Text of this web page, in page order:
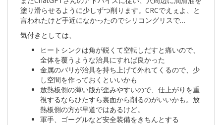
塗り滑らせるように少しずつ削ります。CRCでえぇよ、と
言われたけど手近になかったのでシリコングリスで…
気付きとしては、
ヒートシンクは角が鋭くて空転しだすと痛いので、
全体を覆うような治具にすれば良かった
金属のバリが治具を持ち上げて外れてくるので、少
し空間を作っておくといいかも
放熱板側の薄い版が歪みやすいので、仕上がりを重
視するならひたすら裏面から削るのがいいかも。放
熱板側の方が早道ではあるけど。
軍手、ゴーグルなど安全装備をきちんとする